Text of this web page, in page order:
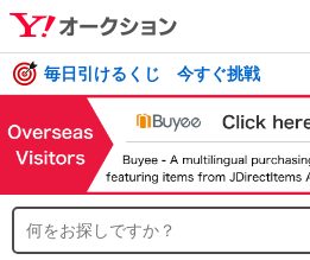
毎日引けるくじ 今すぐ挑戦